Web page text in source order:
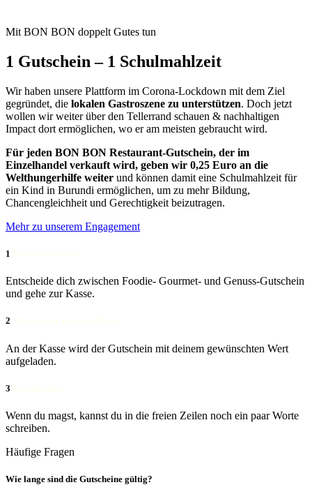
Mit BON BON doppelt Gutes tun
1 Gutschein – 1 Schulmahlzeit
Wir haben unsere Plattform im Corona-Lockdown mit dem Ziel
gegründet, die lokalen Gastroszene zu unterstützen. Doch jetzt
wollen wir weiter über den Tellerrand schauen & nachhaltigen
Impact dort ermöglichen, wo er am meisten gebraucht wird.
Für jeden BON BON Restaurant-Gutschein, der im
Einzelhandel verkauft wird, geben wir 0,25 Euro an die
Welthungerhilfe weiter und können damit eine Schulmahlzeit für
ein Kind in Burundi ermöglichen, um zu mehr Bildung,
Chancengleichheit und Gerechtigkeit beizutragen.
Mehr zu unserem Engagement
1
Entscheide dich zwischen Foodie- Gourmet- und Genuss-Gutschein
und gehe zur Kasse.
2
An der Kasse wird der Gutschein mit deinem gewünschten Wert
aufgeladen.
3
Wenn du magst, kannst du in die freien Zeilen noch ein paar Worte
schreiben.
Häufige Fragen
Wie lange sind die Gutscheine gültig?